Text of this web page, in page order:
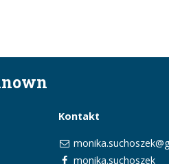
Kontakt
monika.suchoszek